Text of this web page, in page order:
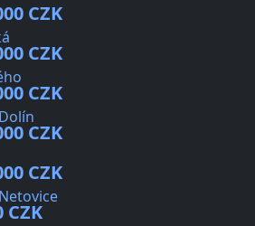
CZK
CZK
CZK
CZK
CZK
CZK